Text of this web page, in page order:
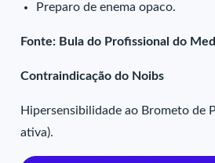
Preparo de enema opaco.
Fonte: Bula do Profissional do
Contraindicação do Noibs
Hipersensibilidade ao Brometo de
ativa).